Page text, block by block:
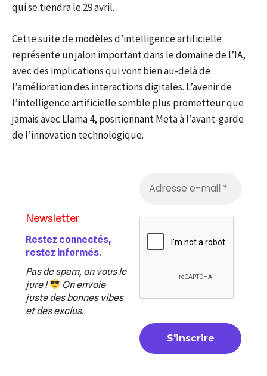
qui se tiendra le 29 avril.
Cette suite de modèles d’intelligence artificielle
représente un jalon important dans le domaine de l’IA,
avec des implications qui vont bien au-delà de
l’amélioration des interactions digitales. L’avenir de
l’intelligence artificielle semble plus prometteur que
jamais avec Llama 4, positionnant Meta à l’avant-garde
de l’innovation technologique.
Newsletter
Restez connectés,
restez informés.
Pas de spam, on vous le
jure !
On envoie
juste des bonnes vibes
et des exclus.